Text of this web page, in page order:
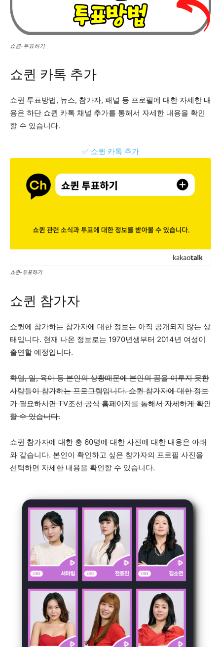
쇼퀸-투표하기
쇼퀸 카톡 추가
쇼퀸 투표방법, 뉴스, 참가자, 패널 등 프로필에 대한 자세한 내
용은 하단 쇼퀸 카톡 채널 추가를 통해서 자세한 내용을 확인
할 수 있습니다.
✅ 쇼퀸 카톡 추가
쇼퀸-투표하기
쇼퀸 참가자
쇼퀸에 참가하는 참가자에 대한 정보는 아직 공개되지 않는 상
태입니다. 현재 나온 정보로는 1970년생부터 2014년 여성이
출연할 예정입니다.
학업, 일, 육아 등 본인의 상황때문에 본인의 꿈을 이루지 못한
사람들이 참가하는 프로그램입니다. 쇼퀸 참가자에 대한 정보
가 필요하시면 TV조선 공식 홈페이지를 통해서 자세하게 확인
할 수 있습니다.
쇼퀸 참가자에 대한 총 60명에 대한 사진에 대한 내용은 아래
와 같습니다. 본인이 확인하고 싶은 참가자의 프로필 사진을
선택하면 자세한 내용을 확인할 수 있습니다.